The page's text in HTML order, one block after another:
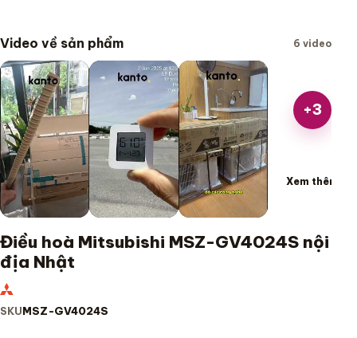
Video về sản phẩm 6 video
+3
Xem thêm
Điều hoà Mitsubishi MSZ-GV4024S nội
địa Nhật
SKUMSZ-GV4024S